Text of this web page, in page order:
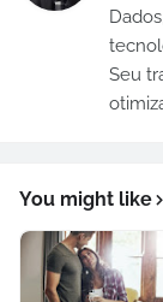
Seu
You might like